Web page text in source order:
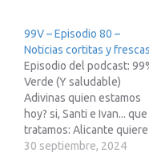
Verde....):
https://t.me/red23es Te
pasamos otros enlaces
referidos: Enlace de
referido ae octopus:
https://www.treki23.com/
octopus…
99V – Episodio 80 –
Noticias cortitas y frescas
Episodio del podcast:
Verde (Y saludable)
Adivinas quien estamos
hoy? si, Santi e Ivan... que
tratamos: Alicante quiere
ser un hub energetico
30 septiembre, 2024